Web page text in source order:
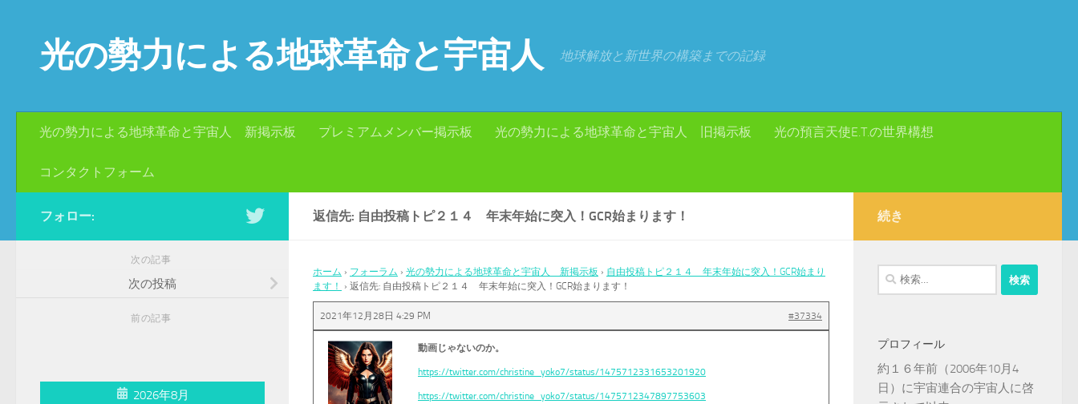
光の勢力による地球革命と宇宙人 地球解放と新世界の構築までの記録
光の勢力による地球革命と宇宙人 新掲示板 プレミアムメンバー掲示板 光の勢力による地球革命と宇宙人 旧掲示板 光の預言天使E.T.の世界構想
コンタクトフォーム
返信先: 自由投稿トピ２１４ 年末年始に突入！GCR始まります！
ホーム › フォーラム › 光の勢力による地球革命と宇宙人 新掲示板 › 自由投稿トピ２１４ 年末年始に突入！GCR始まり
ます！
› 返信先: 自由投稿トピ２１４ 年末年始に突入！GCR始まります！
2021年12月28日 4:29 PM #37334
動画じゃないのか。
https://twitter.com/christine_yoko7/status/1475712331653201920
https://twitter.com/christine_yoko7/status/1475712347897753603
フォロー:
次の記事
次の投稿
前の記事
2026年8月
続き
検
索:
プロフィール
約１６年前（2006年10月4
日）に宇宙連合の宇宙人に啓